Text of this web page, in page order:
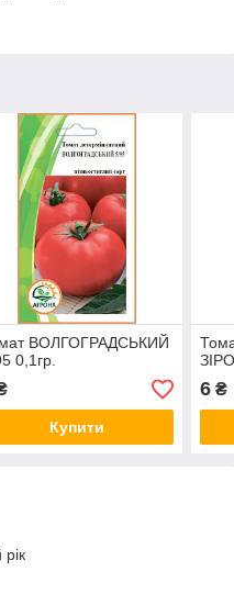
ВОЛГОГРАДСЬКИЙ
0,1гр.
Купити
6 ₴